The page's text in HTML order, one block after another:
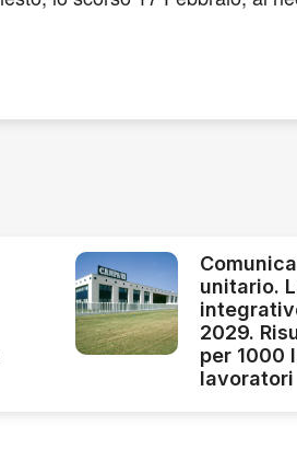
unitario.
2029.
per 1000
lavoratori